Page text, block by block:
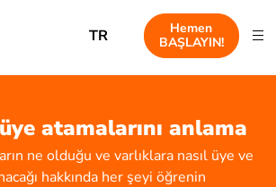
TR
Hemen
BAŞLAYIN!
atamalarını anlama
ne olduğu ve varlıklara nasıl üye ve
hakkında her şeyi öğrenin